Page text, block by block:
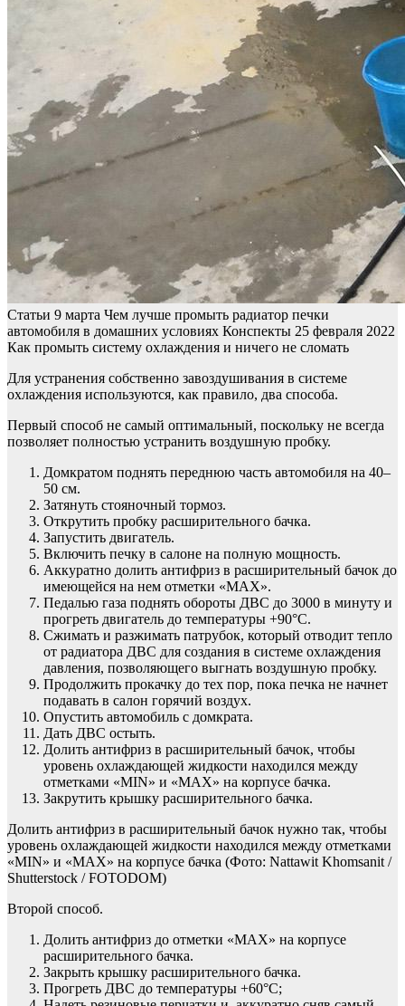
Статьи 9 марта Чем лучше промыть радиатор печки
автомобиля в домашних условиях Конспекты 25 февраля 2022
Как промыть систему охлаждения и ничего не сломать
Для устранения собственно завоздушивания в системе
охлаждения используются, как правило, два способа.
Первый способ не самый оптимальный, поскольку не всегда
позволяет полностью устранить воздушную пробку.
Домкратом поднять переднюю часть автомобиля на 40–
50 см.
Затянуть стояночный тормоз.
Открутить пробку расширительного бачка.
Запустить двигатель.
Включить печку в салоне на полную мощность.
Аккуратно долить антифриз в расширительный бачок до
имеющейся на нем отметки «МАХ».
Педалью газа поднять обороты ДВС до 3000 в минуту и
прогреть двигатель до температуры +90°C.
Сжимать и разжимать патрубок, который отводит тепло
от радиатора ДВС для создания в системе охлаждения
давления, позволяющего выгнать воздушную пробку.
Продолжить прокачку до тех пор, пока печка не начнет
подавать в салон горячий воздух.
Опустить автомобиль с домкрата.
Дать ДВС остыть.
Долить антифриз в расширительный бачок, чтобы
уровень охлаждающей жидкости находился между
отметками «MIN» и «МАХ» на корпусе бачка.
Закрутить крышку расширительного бачка.
Долить антифриз в расширительный бачок нужно так, чтобы
уровень охлаждающей жидкости находился между отметками
«MIN» и «МАХ» на корпусе бачка (Фото: Nattawit Khomsanit /
Shutterstock / FOTODOM)
Второй способ.
Долить антифриз до отметки «МАХ» на корпусе
расширительного бачка.
Закрыть крышку расширительного бачка.
Прогреть ДВС до температуры +60°C;